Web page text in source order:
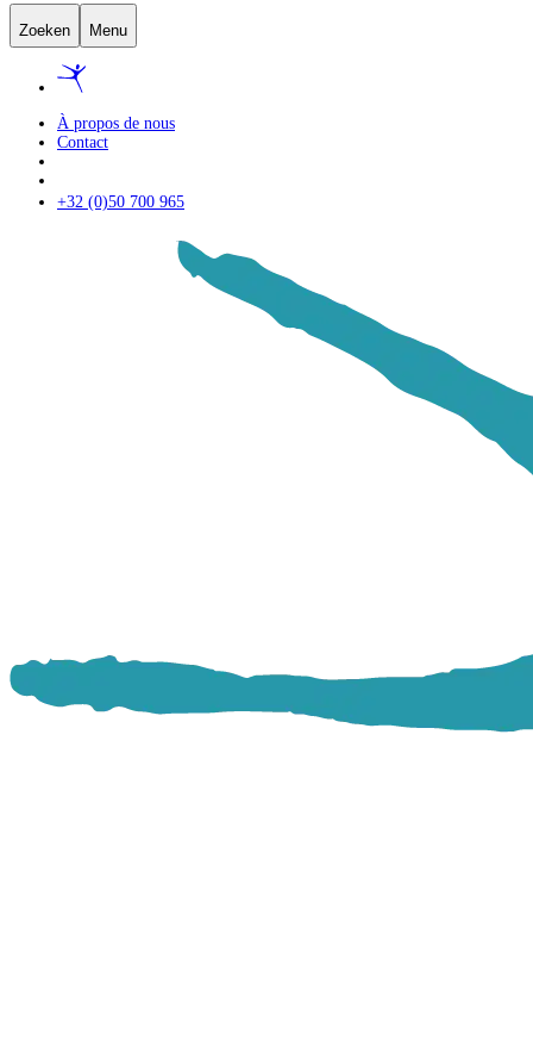
Zoeken Menu
À propos de nous
Contact
+32 (0)50 700 965